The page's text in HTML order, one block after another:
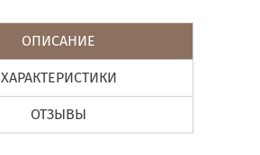
ОПИСАНИЕ
ХАРАКТЕРИСТИКИ
ОТЗЫВЫ